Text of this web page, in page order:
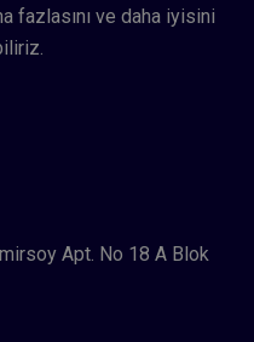
fazlasını ve daha iyisini
Apt. No 18 A Blok